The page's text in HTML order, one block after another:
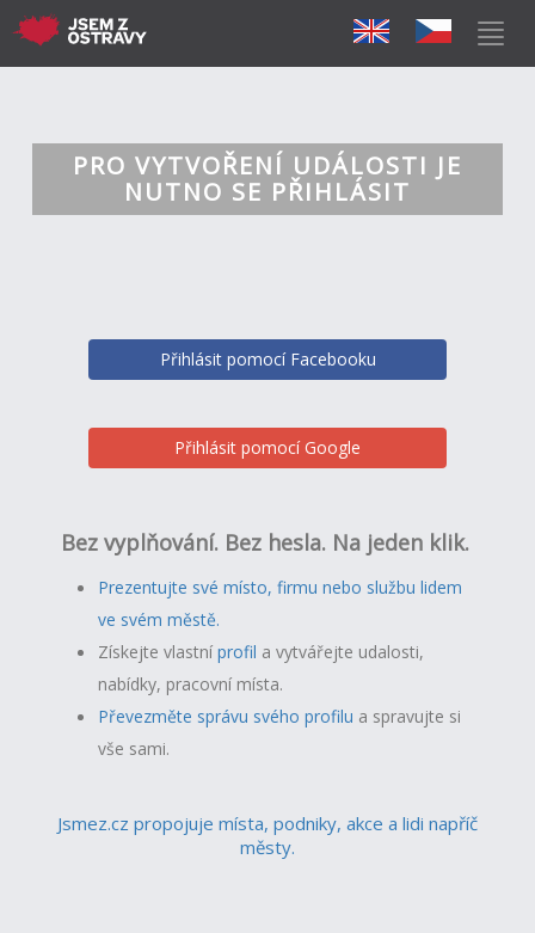
PRO VYTVOŘENÍ UDÁLOSTI JE
NUTNO SE PŘIHLÁSIT
Přihlásit pomocí Facebooku
Přihlásit pomocí Google
Bez vyplňování. Bez hesla. Na jeden klik.
Prezentujte své místo, firmu nebo službu lidem
ve svém městě.
Získejte vlastníprofil a vytvářejte udalosti,
nabídky, pracovní místa.
Převezměte správu svého profilu a spravujte si
vše sami.
Jsmez.cz propojuje místa, podniky, akce a lidi napříč
městy.